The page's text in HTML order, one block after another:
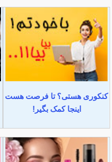
کنکوری هستی؟ تا فرصت هست
اینجا کمک بگیر!